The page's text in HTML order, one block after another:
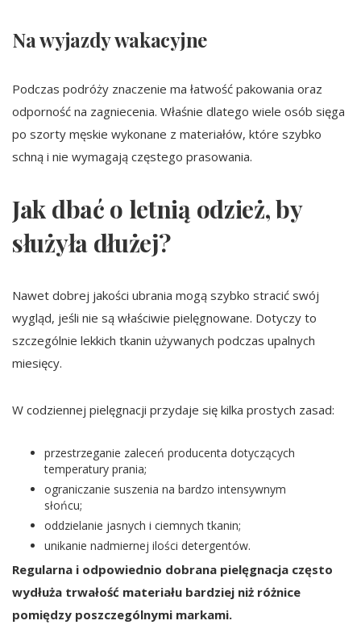
Na wyjazdy wakacyjne
Podczas podróży znaczenie ma łatwość pakowania oraz
odporność na zagniecenia. Właśnie dlatego wiele osób sięga
po szorty męskie wykonane z materiałów, które szybko
schną i nie wymagają częstego prasowania.
Jak dbać o letnią odzież, by
służyła dłużej?
Nawet dobrej jakości ubrania mogą szybko stracić swój
wygląd, jeśli nie są właściwie pielęgnowane. Dotyczy to
szczególnie lekkich tkanin używanych podczas upalnych
miesięcy.
W codziennej pielęgnacji przydaje się kilka prostych zasad:
przestrzeganie zaleceń producenta dotyczących
temperatury prania;
ograniczanie suszenia na bardzo intensywnym
słońcu;
oddzielanie jasnych i ciemnych tkanin;
unikanie nadmiernej ilości detergentów.
Regularna i odpowiednio dobrana pielęgnacja często
wydłuża trwałość materiału bardziej niż różnice
pomiędzy poszczególnymi markami.